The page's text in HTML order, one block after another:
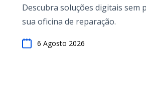
Descubra soluções digitais sem
sua oficina de reparação.
6 Agosto 2026